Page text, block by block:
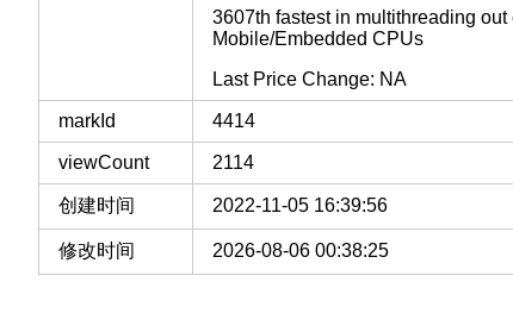
3607th fastest in multithreading
Mobile/Embedded CPUs
Last Price Change: NA
markId 4414
viewCount 2114
创建时间 2022-11-05 16:39:56
修改时间 2026-08-06 00:38:25